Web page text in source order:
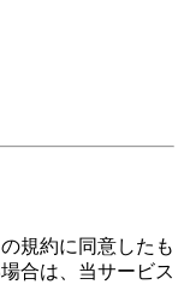
規約に同意したも
合は、当サービス